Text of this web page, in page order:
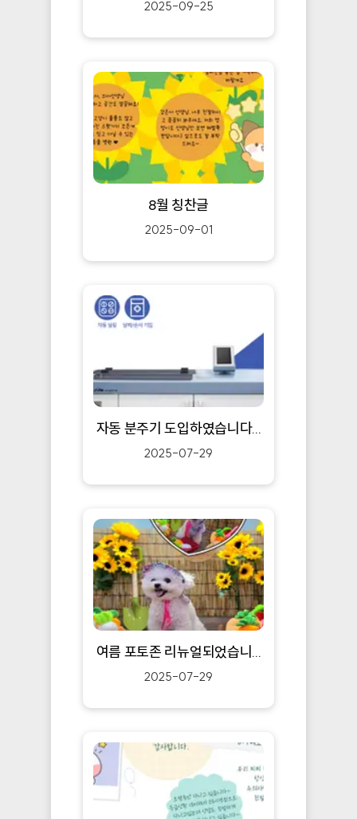
2025-09-25
8월 칭찬글
2025-09-01
자동 분주기 도입하였습니다...
2025-07-29
여름 포토존 리뉴얼되었습니...
2025-07-29